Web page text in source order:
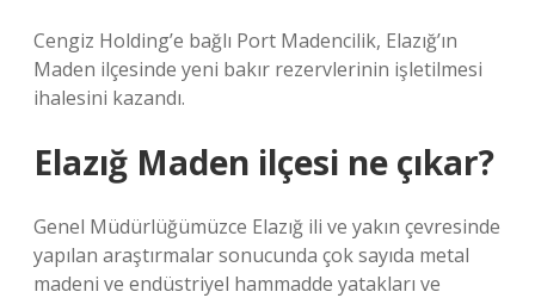
Cengiz Holding’e bağlı Port Madencilik, Elazığ’ın
Maden ilçesinde yeni bakır rezervlerinin işletilmesi
ihalesini kazandı.
Elazığ Maden ilçesi ne çıkar?
Genel Müdürlüğümüzce Elazığ ili ve yakın çevresinde
yapılan araştırmalar sonucunda çok sayıda metal
madeni ve endüstriyel hammadde yatakları ve